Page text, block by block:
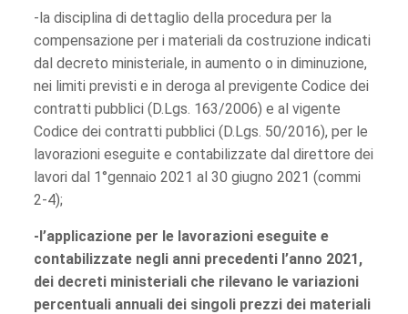
-la disciplina di dettaglio della procedura per la
compensazione per i materiali da costruzione indicati
dal decreto ministeriale, in aumento o in diminuzione,
nei limiti previsti e in deroga al previgente Codice dei
contratti pubblici (D.Lgs. 163/2006) e al vigente
Codice dei contratti pubblici (D.Lgs. 50/2016), per le
lavorazioni eseguite e contabilizzate dal direttore dei
lavori dal 1°gennaio 2021 al 30 giugno 2021 (commi
2-4);
-l’applicazione per le lavorazioni eseguite e
contabilizzate negli anni precedenti l’anno 2021,
dei decreti ministeriali che rilevano le variazioni
percentuali annuali dei singoli prezzi dei materiali